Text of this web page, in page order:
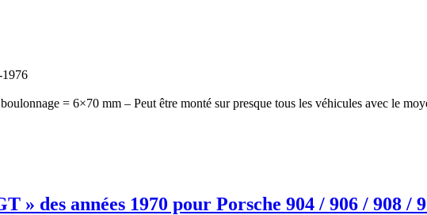
= 6×70 mm – Peut être monté sur presque tous les véhicules avec le
» des années 1970 pour Porsche 904 / 906 / 908 /